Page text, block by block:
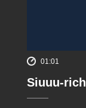
01:01
Siuuu-rich